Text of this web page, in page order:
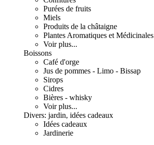
Purées de fruits
Miels
Produits de la châtaigne
Plantes Aromatiques et Médicinales
Voir plus...
Boissons
Café d'orge
Jus de pommes - Limo - Bissap
Sirops
Cidres
Bières - whisky
Voir plus...
Divers: jardin, idées cadeaux
Idées cadeaux
Jardinerie